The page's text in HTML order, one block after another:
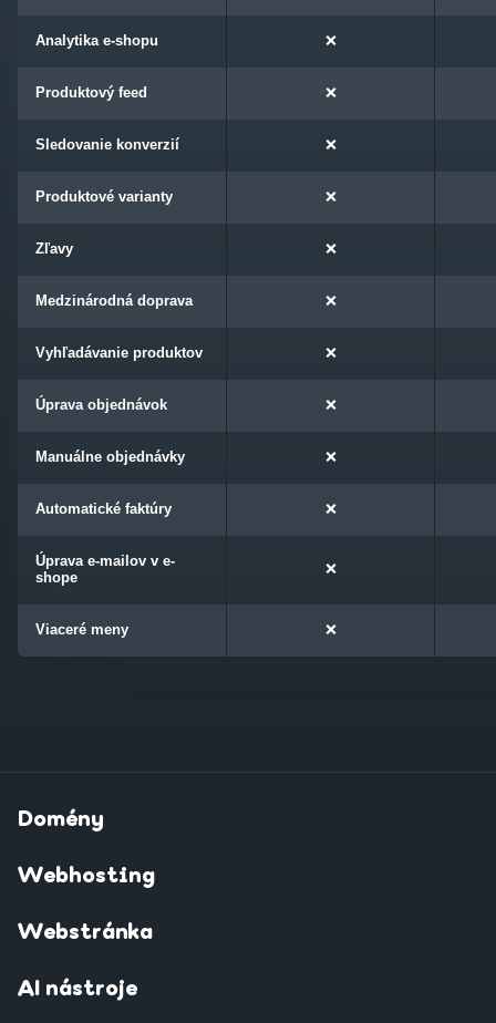
Analytika e-shopu ❌
Produktový feed ❌
Sledovanie konverzií ❌
Produktové varianty ❌
Zľavy ❌
Medzinárodná doprava ❌
Vyhľadávanie produktov ❌
Úprava objednávok ❌
Manuálne objednávky ❌
Automatické faktúry ❌
Úprava e-mailov v e-
shope
❌
Viaceré meny ❌
Domény
Webhosting
Webstránka
AI nástroje